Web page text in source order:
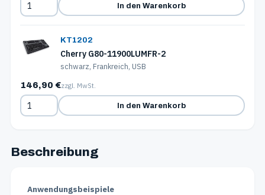
In den Warenkorb
KT1202
Cherry G80-11900LUMFR-2
schwarz, Frankreich, USB
146,90 €zzgl. MwSt.
In den Warenkorb
Beschreibung
Anwendungsbeispiele